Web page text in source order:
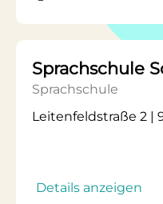
Sprachschule
Sprachschule
Leitenfeldstraße 2 |
Details anzeigen